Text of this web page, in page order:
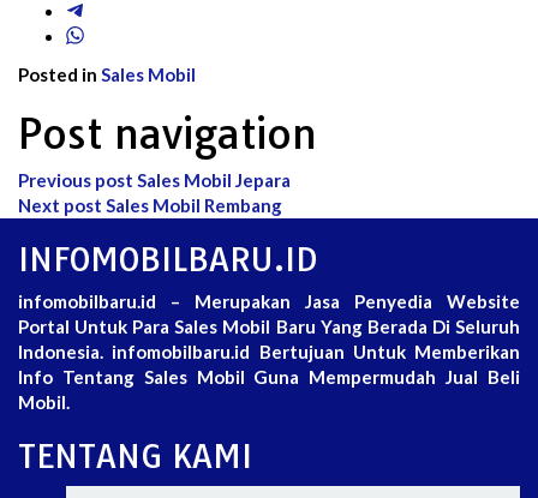
Posted in Sales Mobil
Post navigation
Previous post Sales Mobil Jepara
Next post Sales Mobil Rembang
INFOMOBILBARU.ID
infomobilbaru.id – Merupakan Jasa Penyedia Website
Portal Untuk Para Sales Mobil Baru Yang Berada Di Seluruh
Indonesia. infomobilbaru.id Bertujuan Untuk Memberikan
Info Tentang Sales Mobil Guna Mempermudah Jual Beli
Mobil.
TENTANG KAMI